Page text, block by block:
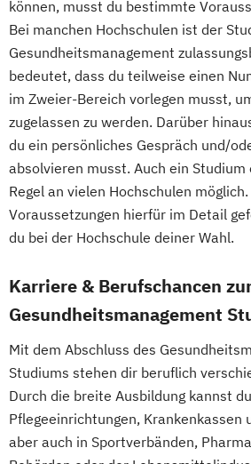
können, musst du bestimmte
Bei manchen Hochschulen ist der
Gesundheitsmanagement
bedeutet, dass du teilweise einen
im Zweier-Bereich vorlegen musst,
zugelassen zu werden. Darüber
du ein persönliches Gespräch und/
absolvieren musst. Auch ein
Regel an vielen Hochschulen
Voraussetzungen hierfür im Detail
du bei der Hochschule deiner Wahl.
Karriere & Berufschancen
Gesundheitsmanagement
Mit dem Abschluss des
Studiums stehen dir beruflich
Durch die breite Ausbildung kannst
Pflegeeinrichtungen, Krankenkassen
aber auch in Sportverbänden,